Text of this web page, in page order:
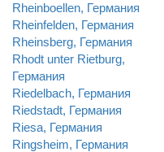
Rheinboellen, Германия
Rheinfelden, Германия
Rheinsberg, Германия
Rhodt unter Rietburg,
Германия
Riedelbach, Германия
Riedstadt, Германия
Riesa, Германия
Ringsheim, Германия